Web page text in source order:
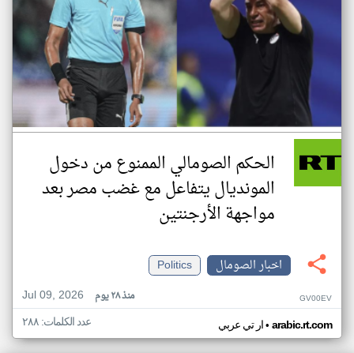
الحكم الصومالي الممنوع من دخول
المونديال يتفاعل مع غضب مصر بعد
مواجهة الأرجنتين
اخبار الصومال
Politics
Jul 09, 2026
منذ ٢٨ يوم GV00EV
ار تي عربي• arabic.rt.com عدد الكلمات: ٢٨٨